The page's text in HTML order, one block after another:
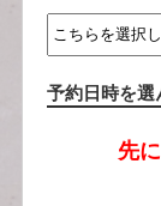
予約日時を選
先